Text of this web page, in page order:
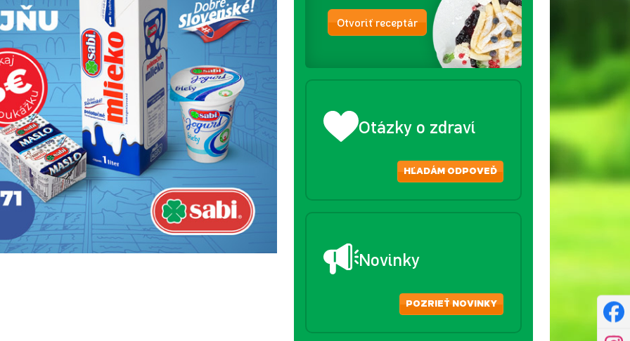
Otvoriť receptár
Otázky o zdraví
HĽADÁM ODPOVEĎ
Novinky
POZRIEŤ NOVINKY